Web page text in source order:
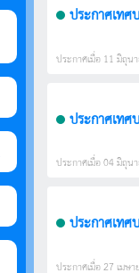
ประกาศเทศ
ประกาศเมื่อ 11 มิถุน
ประกาศเมื่อ 04 มิถุน
ประกาศเมื่อ 27 เมษ